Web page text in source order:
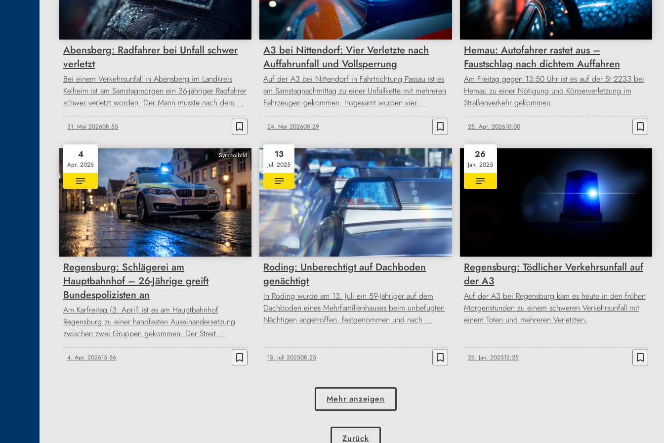
Abensberg: Radfahrer bei Unfall schwer
verletzt
Bei einem Verkehrsunfall in Abensberg im Landkreis
Kelheim ist am Samstagmorgen ein 36-jähriger Radfahrer
schwer verletzt worden. Der Mann musste nach dem …
31. Mai 202608:55 bookmark_border
A3 bei Nittendorf: Vier Verletzte nach
Auffahrunfall und Vollsperrung
Auf der A3 bei Nittendorf in Fahrtrichtung Passau ist es
am Samstagnachmittag zu einer Unfallkette mit mehreren
Fahrzeugen gekommen. Insgesamt wurden vier …
24. Mai 202608:29 bookmark_border
Hemau: Autofahrer rastet aus –
Faustschlag nach dichtem Auffahren
Am Freitag gegen 13:50 Uhr ist es auf der St 2233 bei
Hemau zu einer Nötigung und Körperverletzung im
Straßenverkehr gekommen
25. Apr. 202610:00 bookmark_border
Symbolbild
4
Apr. 2026
Regensburg: Schlägerei am
Hauptbahnhof – 26-Jährige greift
Bundespolizisten an
Am Karfreitag (3. April) ist es am Hauptbahnhof
Regensburg zu einer handfesten Auseinandersetzung
zwischen zwei Gruppen gekommen. Der Streit …
4. Apr. 202615:56 bookmark_border
13
Juli 2025
Roding: Unberechtigt auf Dachboden
genächtigt
In Roding wurde am 13. Juli ein 59-Jähriger auf dem
Dachboden eines Mehrfamilienhauses beim unbefugten
Nächtigen angetroffen, festgenommen und nach …
13. Juli 202508:25 bookmark_border
26
Jan. 2025
Regensburg: Tödlicher Verkehrsunfall auf
der A3
Auf der A3 bei Regensburg kam es heute in den frühen
Morgenstunden zu einem schweren Verkehrsunfall mit
einem Toten und mehreren Verletzten.
26. Jan. 202512:25 bookmark_border
Mehr anzeigen
Zurück